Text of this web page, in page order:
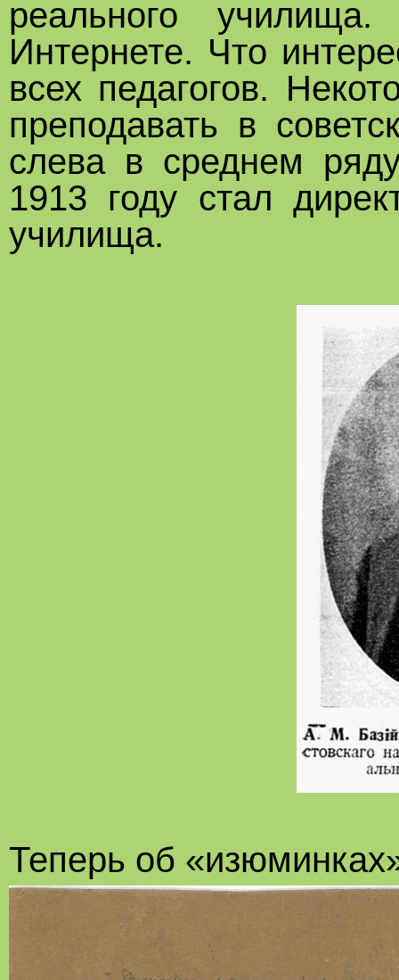
реального
Интернете. Что
всех педагогов.
преподавать в
слева в среднем
1913 году стал
училища.
Теперь об